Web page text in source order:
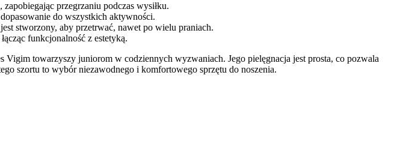
przegrzaniu podczas wysiłku.
do wszystkich aktywności.
stworzony, aby przetrwać, nawet po wielu praniach.
funkcjonalność z estetyką.
towarzyszy juniorom w codziennych wyzwaniach. Jego pielęgnacja jest prosta, co pozwala
szortu to wybór niezawodnego i komfortowego sprzętu do noszenia.